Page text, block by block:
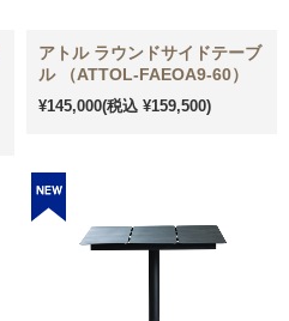
アトル ラウンドサイドテーブ
ル （ATTOL-FAEOA9-60）
¥145,000(税込 ¥159,500)